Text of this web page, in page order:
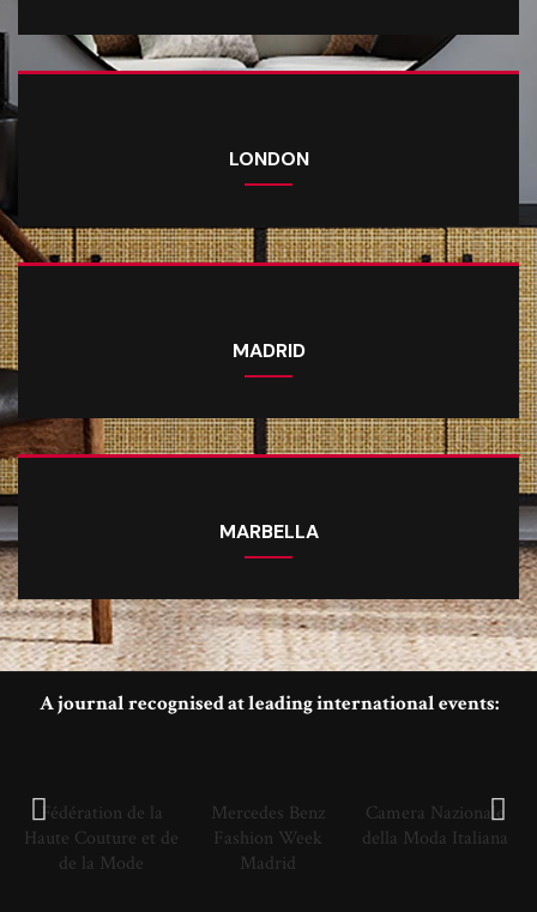
LONDON
MADRID
MARBELLA
A journal recognised at leading international events:
Fédération de la
Haute Couture et de
de la Mode
Mercedes Benz
Fashion Week
Madrid
Camera Nazionale
della Moda Italiana